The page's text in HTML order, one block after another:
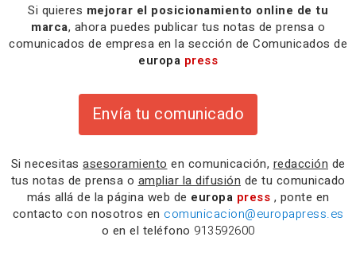
Si quieres mejorar el posicionamiento online de tu
marca, ahora puedes publicar tus notas de prensa o
comunicados de empresa en la sección de Comunicados de
europa press
Envía tu comunicado
Si necesitas asesoramiento en comunicación, redacción de
tus notas de prensa o ampliar la difusión de tu comunicado
más allá de la página web de europa press , ponte en
contacto con nosotros en comunicacion@europapress.es
o en el teléfono 913592600